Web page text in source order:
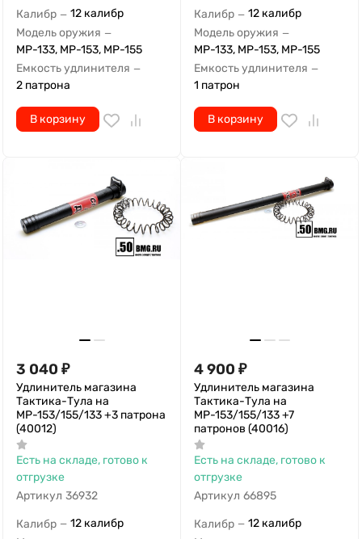
Калибр — 12 калибр
Модель оружия —
МР-133, МР-153, МР-155
Емкость удлинителя —
2 патрона
В корзину
Калибр — 12 калибр
Модель оружия —
МР-133, МР-153, МР-155
Емкость удлинителя —
1 патрон
В корзину
3 040 ₽
Удлинитель магазина
Тактика-Тула на
МР-153/155/133 +3 патрона
(40012)
Есть на складе, готово к
отгрузке
Артикул 36932
Калибр — 12 калибр
4 900 ₽
Удлинитель магазина
Тактика-Тула на
МР-153/155/133 +7
патронов (40016)
Есть на складе, готово к
отгрузке
Артикул 66895
Калибр — 12 калибр